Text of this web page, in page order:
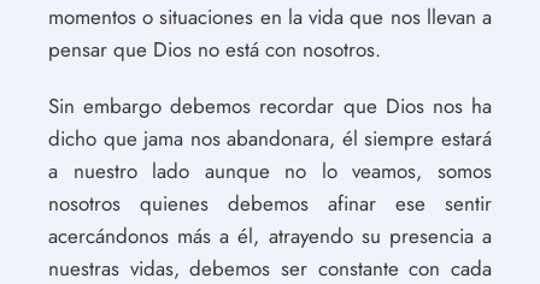
momentos o situaciones en la vida que nos llevan a
pensar que Dios no está con nosotros.
Sin embargo debemos recordar que Dios nos ha
dicho que jama nos abandonara, él siempre estará
a nuestro lado aunque no lo veamos, somos
nosotros quienes debemos afinar ese sentir
acercándonos más a él, atrayendo su presencia a
nuestras vidas, debemos ser constante con cada